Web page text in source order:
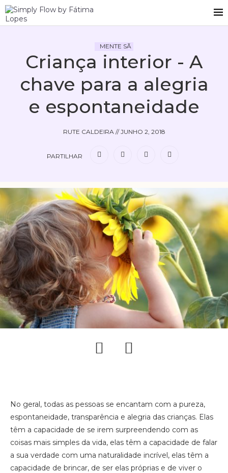
MENTE SÃ
Criança interior - A
chave para a alegria
e espontaneidade
RUTE CALDEIRA//JUNHO 2, 2018
PARTILHAR
No geral, todas as pessoas se encantam com a pureza,
espontaneidade, transparência e alegria das crianças. Elas
têm a capacidade de se irem surpreendendo com as
coisas mais simples da vida, elas têm a capacidade de falar
a sua verdade com uma naturalidade incrível, elas têm a
capacidade de brincar, de ser elas próprias e de viver o